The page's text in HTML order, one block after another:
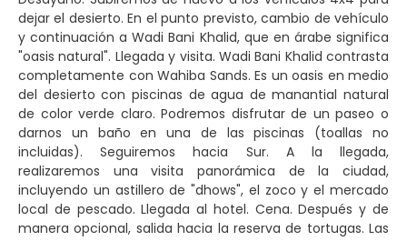
dejar el desierto. En el punto previsto, cambio de vehículo
y continuación a Wadi Bani Khalid, que en árabe significa
"oasis natural". Llegada y visita. Wadi Bani Khalid contrasta
completamente con Wahiba Sands. Es un oasis en medio
del desierto con piscinas de agua de manantial natural
de color verde claro. Podremos disfrutar de un paseo o
darnos un baño en una de las piscinas (toallas no
incluidas). Seguiremos hacia Sur. A la llegada,
realizaremos una visita panorámica de la ciudad,
incluyendo un astillero de "dhows", el zoco y el mercado
local de pescado. Llegada al hotel. Cena. Después y de
manera opcional, salida hacia la reserva de tortugas. Las